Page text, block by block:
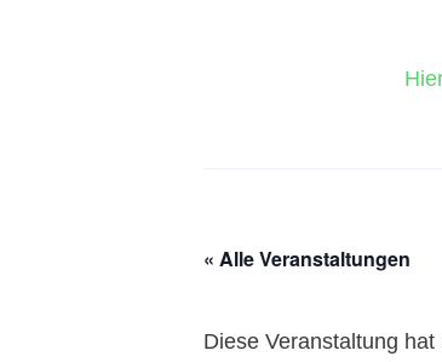
« Alle Veranstaltungen
Diese Veranstaltung